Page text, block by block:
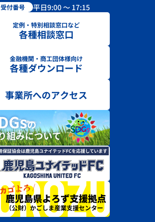
受付番号 平日9:00 ～ 17:15
定例・特別相談窓口など
各種相談窓口
金融機関・商工団体様向け
各種ダウンロード
事業所へのアクセス